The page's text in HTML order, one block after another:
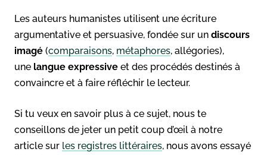
Les auteurs humanistes utilisent une écriture
argumentative et persuasive, fondée sur un discours
imagé (comparaisons, métaphores, allégories),
une langue expressive et des procédés destinés à
convaincre et à faire réfléchir le lecteur.
Si tu veux en savoir plus à ce sujet, nous te
conseillons de jeter un petit coup d’œil à notre
article sur les registres littéraires, nous avons essayé